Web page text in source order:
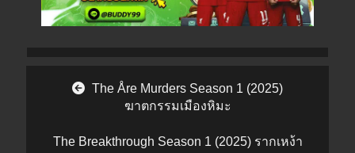
Post navigationThe Åre Murders Season 1 (2025)
ฆาตกรรมเมืองหิมะ
The Breakthrough Season 1 (2025) รากเหง้า